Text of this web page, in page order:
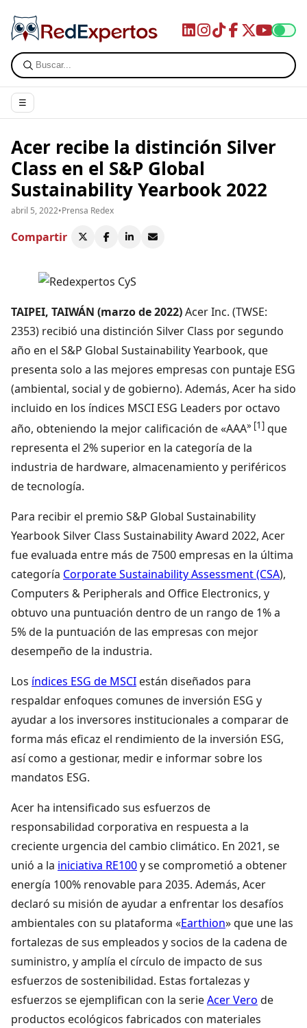
☰
Acer recibe la distinción Silver
Class en el S&P Global
Sustainability Yearbook 2022
abril 5, 2022•Prensa Redex
Compartir
TAIPEI, TAIWÁN (marzo de 2022)Acer Inc. (TWSE:
2353) recibió una distinción Silver Class por segundo
año en el S&P Global Sustainability Yearbook, que
presenta solo a las mejores empresas con puntaje ESG
(ambiental, social y de gobierno). Además, Acer ha sido
incluido en los índices MSCI ESG Leaders por octavo
año, obteniendo la mejor calificación de «AAA» [1] que
representa el 2% superior en la categoría de la
industria de hardware, almacenamiento y periféricos
de tecnología.
Para recibir el premio S&P Global Sustainability
Yearbook Silver Class Sustainability Award 2022, Acer
fue evaluada entre más de 7500 empresas en la última
categoría Corporate Sustainability Assessment (CSA),
Computers & Peripherals and Office Electronics, y
obtuvo una puntuación dentro de un rango de 1% a
5% de la puntuación de las empresas con mejor
desempeño de la industria.
Los índices ESG de MSCI están diseñados para
respaldar enfoques comunes de inversión ESG y
ayudar a los inversores institucionales a comparar de
forma más eficaz el rendimiento de la inversión ESG,
así como a gestionar, medir e informar sobre los
mandatos ESG.
Acer ha intensificado sus esfuerzos de
responsabilidad corporativa en respuesta a la
creciente urgencia del cambio climático. En 2021, se
unió a la iniciativa RE100y se comprometió a obtener
energía 100% renovable para 2035. Además, Acer
declaró su misión de ayudar a enfrentar los desafíos
ambientales con su plataforma «Earthion» que une las
fortalezas de sus empleados y socios de la cadena de
suministro, y amplía el círculo de impacto de sus
esfuerzos de sostenibilidad. Estas fortalezas y
esfuerzos se ejemplifican con la serieAcer Vero de
productos ecológicos fabricados con materiales